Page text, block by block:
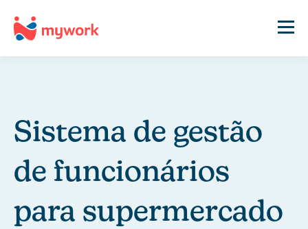
Sistema de gestão
de funcionários
para supermercado